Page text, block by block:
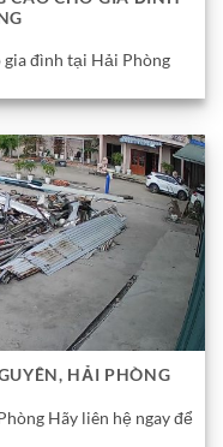
đình tại Hải Phòng
HẢI PHÒNG
Hãy liên hệ ngay để